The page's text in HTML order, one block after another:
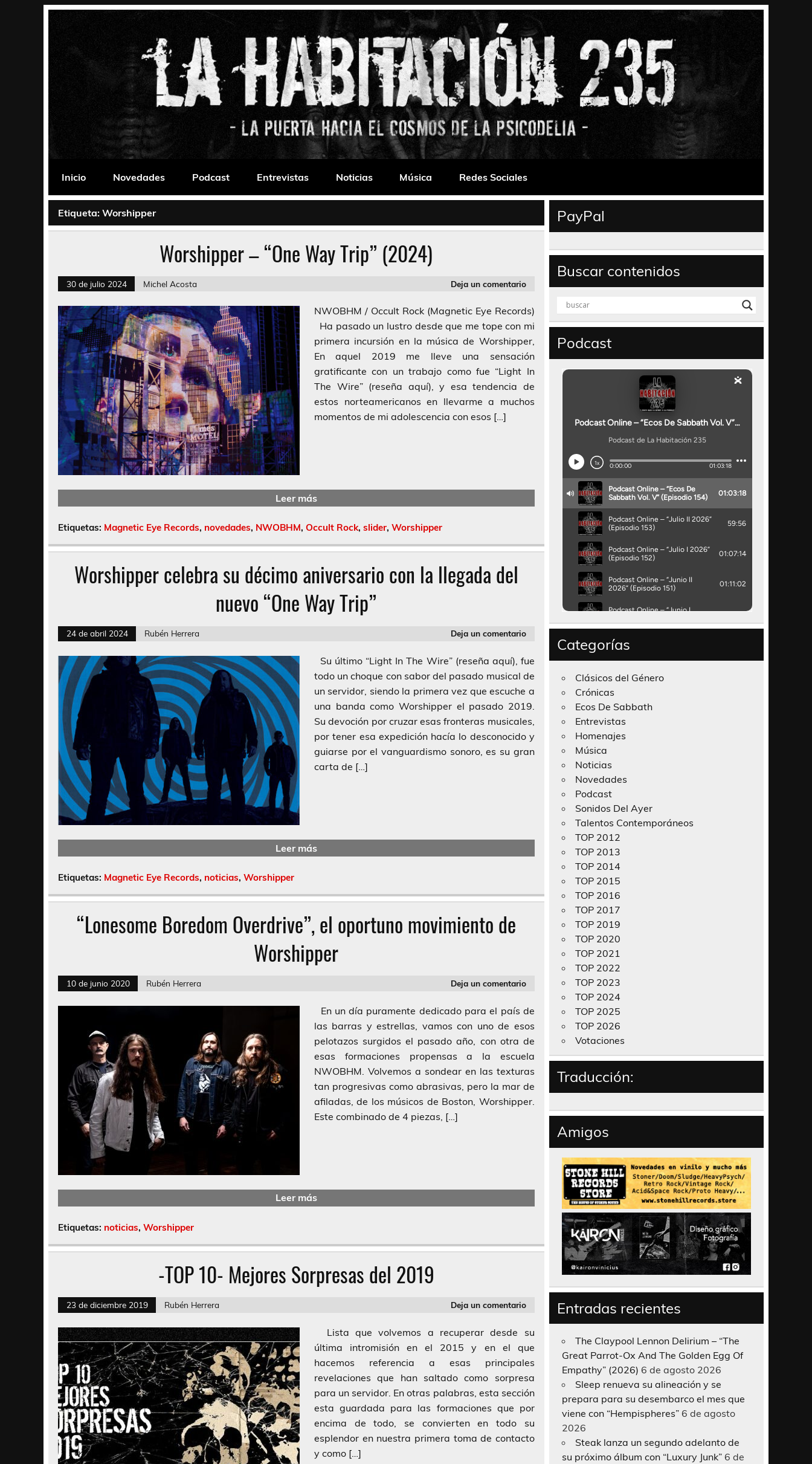
La Habitación 235
Inicio
Novedades Podcast Entrevistas Noticias Música Redes Sociales
Etiqueta: Worshipper
Worshipper – “One Way Trip” (2024)
30 de julio 2024 Michel Acosta Deja un comentario
NWOBHM / Occult Rock (Magnetic Eye Records)
Ha pasado un lustro desde que me tope con mi
primera incursión en la música de Worshipper,
En aquel 2019 me lleve una sensación
gratificante con un trabajo como fue “Light In
The Wire” (reseña aquí), y esa tendencia de
estos norteamericanos en llevarme a muchos
momentos de mi adolescencia con esos […]
Leer más
Etiquetas: Magnetic Eye Records, novedades, NWOBHM, Occult Rock, slider, Worshipper
Worshipper celebra su décimo aniversario con la llegada del
nuevo “One Way Trip”
24 de abril 2024 Rubén Herrera Deja un comentario
Su último “Light In The Wire” (reseña aquí), fue
todo un choque con sabor del pasado musical de
un servidor, siendo la primera vez que escuche a
una banda como Worshipper el pasado 2019.
Su devoción por cruzar esas fronteras musicales,
por tener esa expedición hacía lo desconocido y
guiarse por el vanguardismo sonoro, es su gran
carta de […]
Leer más
Etiquetas: Magnetic Eye Records, noticias, Worshipper
“Lonesome Boredom Overdrive”, el oportuno movimiento de
Worshipper
10 de junio 2020 Rubén Herrera Deja un comentario
En un día puramente dedicado para el país de
las barras y estrellas, vamos con uno de esos
pelotazos surgidos el pasado año, con otra de
esas formaciones propensas a la escuela
NWOBHM. Volvemos a sondear en las texturas
tan progresivas como abrasivas, pero la mar de
afiladas, de los músicos de Boston, Worshipper.
Este combinado de 4 piezas, […]
Leer más
Etiquetas: noticias, Worshipper
-TOP 10- Mejores Sorpresas del 2019
23 de diciembre 2019 Rubén Herrera Deja un comentario
Lista que volvemos a recuperar desde su
última intromisión en el 2015 y en el que
hacemos referencia a esas principales
revelaciones que han saltado como sorpresa
para un servidor. En otras palabras, esta sección
esta guardada para las formaciones que por
encima de todo, se convierten en todo su
esplendor en nuestra primera toma de contacto
y como […]
PayPal
Buscar contenidos
Podcast
Categorías
Clásicos del Género
Crónicas
Ecos De Sabbath
Entrevistas
Homenajes
Música
Noticias
Novedades
Podcast
Sonidos Del Ayer
Talentos Contemporáneos
TOP 2012
TOP 2013
TOP 2014
TOP 2015
TOP 2016
TOP 2017
TOP 2019
TOP 2020
TOP 2021
TOP 2022
TOP 2023
TOP 2024
TOP 2025
TOP 2026
Votaciones
Traducción:
Amigos
Entradas recientes
The Claypool Lennon Delirium – “The
Great Parrot-Ox And The Golden Egg Of
Empathy” (2026) 6 de agosto 2026
Sleep renueva su alineación y se
prepara para su desembarco el mes que
viene con “Hempispheres” 6 de agosto
2026
Steak lanza un segundo adelanto de
su próximo álbum con “Luxury Junk” 6 de